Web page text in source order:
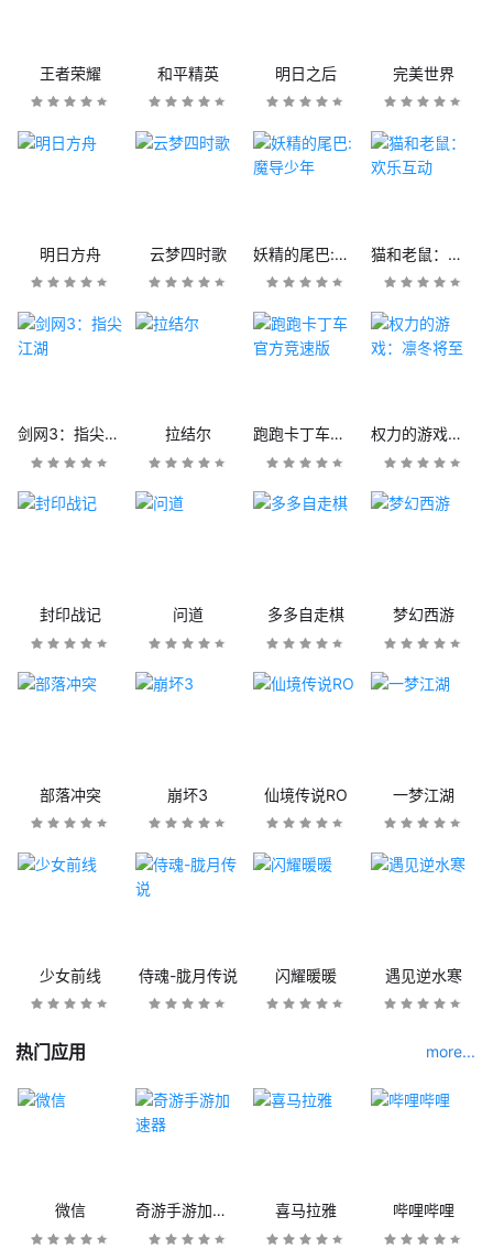
王者荣耀 和平精英 明日之后 完美世界
明日方舟 云梦四时歌 妖精的尾巴:魔导少年 猫和老鼠：欢乐互动
剑网3：指尖江湖 拉结尔 跑跑卡丁车官方竞速版 权力的游戏：凛冬将至
封印战记 问道 多多自走棋 梦幻西游
部落冲突 崩坏3 仙境传说RO 一梦江湖
少女前线 侍魂-胧月传说 闪耀暖暖 遇见逆水寒
热门应用 more...
微信 奇游手游加速器 喜马拉雅 哔哩哔哩